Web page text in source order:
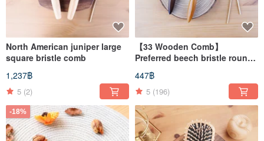
North American juniper large
square bristle comb
1,237฿
5 (2)
【33 Wooden Comb】
Preferred beech bristle round
comb
447฿
5 (196)
-18%